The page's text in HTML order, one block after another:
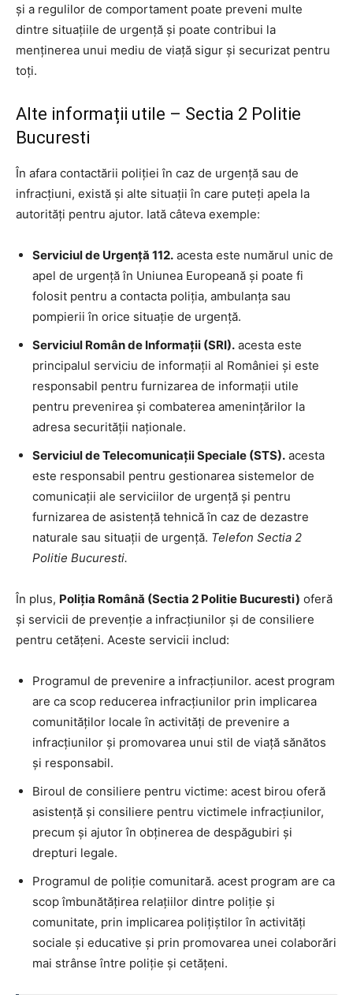
și a regulilor de comportament poate preveni multe
dintre situațiile de urgență și poate contribui la
menținerea unui mediu de viață sigur și securizat pentru
toți.
Alte informații utile – Sectia 2 Politie
Bucuresti
În afara contactării poliției în caz de urgență sau de
infracțiuni, există și alte situații în care puteți apela la
autorități pentru ajutor. Iată câteva exemple:
Serviciul de Urgență 112. acesta este numărul unic de
apel de urgență în Uniunea Europeană și poate fi
folosit pentru a contacta poliția, ambulanța sau
pompierii în orice situație de urgență.
Serviciul Român de Informații (SRI). acesta este
principalul serviciu de informații al României și este
responsabil pentru furnizarea de informații utile
pentru prevenirea și combaterea amenințărilor la
adresa securității naționale.
Serviciul de Telecomunicații Speciale (STS). acesta
este responsabil pentru gestionarea sistemelor de
comunicații ale serviciilor de urgență și pentru
furnizarea de asistență tehnică în caz de dezastre
naturale sau situații de urgență. Telefon Sectia 2
Politie Bucuresti.
În plus, Poliția Română (Sectia 2 Politie Bucuresti) oferă
și servicii de prevenție a infracțiunilor și de consiliere
pentru cetățeni. Aceste servicii includ:
Programul de prevenire a infracțiunilor. acest program
are ca scop reducerea infracțiunilor prin implicarea
comunităților locale în activități de prevenire a
infracțiunilor și promovarea unui stil de viață sănătos
și responsabil.
Biroul de consiliere pentru victime: acest birou oferă
asistență și consiliere pentru victimele infracțiunilor,
precum și ajutor în obținerea de despăgubiri și
drepturi legale.
Programul de poliție comunitară. acest program are ca
scop îmbunătățirea relațiilor dintre poliție și
comunitate, prin implicarea polițiștilor în activități
sociale și educative și prin promovarea unei colaborări
mai strânse între poliție și cetățeni.